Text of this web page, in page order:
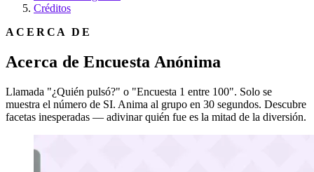
Créditos
ACERCA DE
Acerca de Encuesta Anónima
Llamada "¿Quién pulsó?" o "Encuesta 1 entre 100". Solo se
muestra el número de SI. Anima al grupo en 30 segundos. Descubre
facetas inesperadas — adivinar quién fue es la mitad de la diversión.